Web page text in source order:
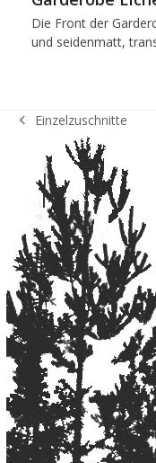
Die Front der
und seidenmatt,
vorheriger
Einzelzuschnitte